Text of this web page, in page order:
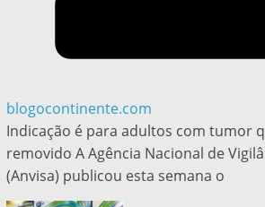
blogocontinente.com
Indicação é para adultos com tumor
removido A Agência Nacional de
(Anvisa) publicou esta semana o